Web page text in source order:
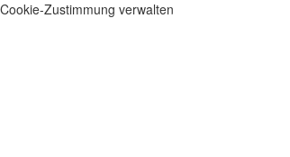
Cookie-Zustimmung verwalten